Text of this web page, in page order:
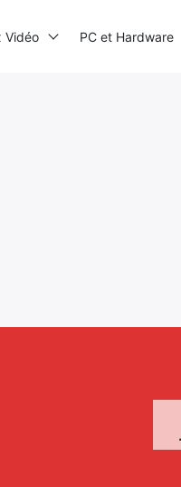
Vidéo PC et Hardware